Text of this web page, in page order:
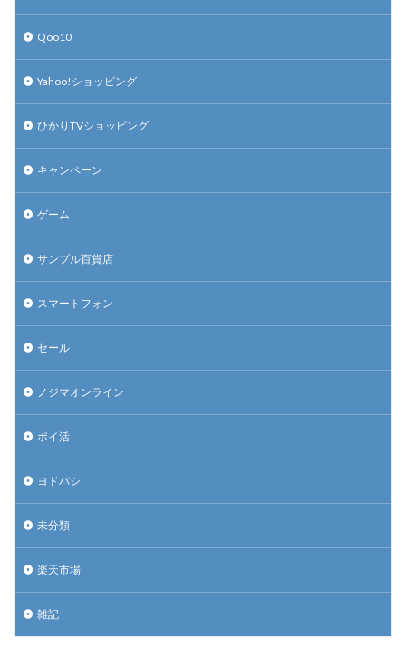
Qoo10
Yahoo!ショッピング
ひかりTVショッピング
キャンペーン
ゲーム
サンプル百貨店
スマートフォン
セール
ノジマオンライン
ポイ活
ヨドバシ
未分類
楽天市場
雑記